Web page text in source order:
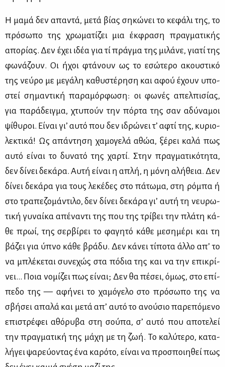
Η μα­μά δεν απα­ντά, με­τά βί­ας ση­κώ­νει το κε­φά­λι της, το
πρό­σω­πο της χρω­μα­τί­ζει μια έκ­φρα­ση πραγ­μα­τι­κής
απο­ρί­ας. Δεν έχει ιδέα για τί πράγ­μα της μι­λά­νε, για­τί της
φω­νά­ζουν. Οι ήχοι φτά­νουν ως το εσώ­τε­ρο ακου­στι­κό
της νεύ­ρο με με­γά­λη κα­θυ­στέ­ρη­ση και αφού έχουν υπο­
στεί ση­μα­ντι­κή πα­ρα­μόρ­φω­ση: οι φω­νές απελ­πι­σί­ας,
για πα­ρά­δειγ­μα, χτυ­πούν την πόρ­τα της σαν αδύ­να­μοι
ψί­θυ­ροι. Εί­ναι γι’ αυ­τό που δεν ιδρώ­νει τ’ αφτί της, κυ­ριο­
λε­κτι­κά! Ως απά­ντη­ση χα­μο­γε­λά αθώα, ξέ­ρει κα­λά πως
αυ­τό εί­ναι το δυ­να­τό της χαρ­τί. Στην πραγ­μα­τι­κό­τη­τα,
δεν δί­νει δε­κά­ρα. Αυ­τή εί­ναι η απλή, η μό­νη αλή­θεια. Δεν
δί­νει δε­κά­ρα για τους λε­κέ­δες στο πά­τω­μα, στη ρό­μπα ή
στο τρα­πε­ζο­μά­ντι­λο, δεν δί­νει δε­κά­ρα γι’ αυ­τή τη νευ­ρω­
τι­κή γυ­ναί­κα απέ­να­ντι της που της τρί­βει την πλά­τη κά­
θε πρωί, της σερ­βί­ρει το φα­γη­τό κά­θε με­ση­μέ­ρι και τη
βά­ζει για ύπνο κά­θε βρά­δυ. Δεν κά­νει τί­πο­τα άλ­λο απ’ το
να μπλέ­κε­ται συ­νε­χώς στα πό­δια της και να την επι­κρί­
νει... Ποια νο­μί­ζει πως εί­ναι; Δεν θα πέ­σει, όμως, στο επί­
πε­δο της — αφή­νει το χα­μό­γε­λο στο πρό­σω­πο της να
σβή­σει απα­λά και με­τά απ’ αυ­τό το ανού­σιο πα­ρε­πό­με­νο
επι­στρέ­φει αθό­ρυ­βα στη σού­πα, σ’ αυ­τό που απο­τε­λεί
την πραγ­μα­τι­κή της μά­χη με τη ζωή. Το κα­λύ­τε­ρο, κα­τα­
λή­γει ψα­ρεύ­ο­ντας ένα κα­ρό­το, εί­ναι να προ­σποι­η­θεί πως